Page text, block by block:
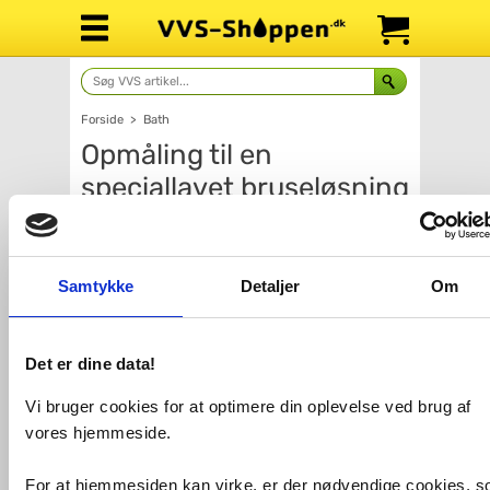
Samtykke Detaljer Om
Det er dine data!
Vi bruger cookies for at optimere din oplevelse ved brug af
vores hjemmeside.
For at hjemmesiden kan virke, er der nødvendige cookies,
Forside > Bath
Opmåling til en
speciallavet bruseløsning